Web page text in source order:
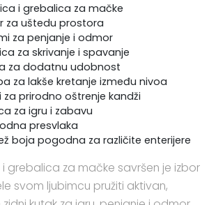
i grebalica za mačke
za uštedu prostora
za penjanje i odmor
za skrivanje i spavanje
za dodatnu udobnost
za lakše kretanje između nivoa
za prirodno oštrenje kandži
za igru i zabavu
presvlaka
boja pogodna za različite enterijere
i grebalica za mačke savršen je izbor
svom ljubimcu pružiti aktivan,